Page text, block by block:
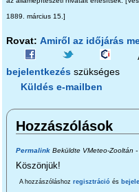
1889. március 15.]
Rovat: Amiről az időjárás
bejelentkezés szükséges
Küldés e-mailben
Hozzászólások
Permalink Beküldte VMeteo-Zooltán -
Köszönjük!
A hozzászóláshoz regisztráció és